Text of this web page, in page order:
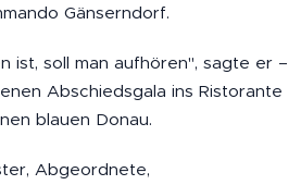
Gänserndorf.
ist, soll man aufhören", sagte er –
Abschiedsgala ins Ristorante
blauen Donau.
Abgeordnete,